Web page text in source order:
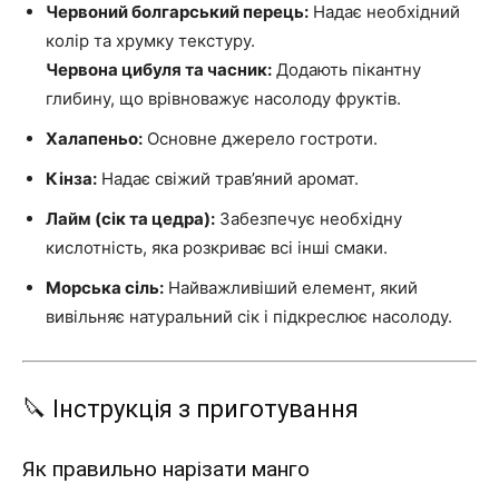
Червоний болгарський перець: Надає необхідний
колір та хрумку текстуру.
Червона цибуля та часник: Додають пікантну
глибину, що врівноважує насолоду фруктів.
Халапеньо: Основне джерело гостроти.
Кінза: Надає свіжий трав’яний аромат.
Лайм (сік та цедра): Забезпечує необхідну
кислотність, яка розкриває всі інші смаки.
Морська сіль: Найважливіший елемент, який
вивільняє натуральний сік і підкреслює насолоду.
🔪 Інструкція з приготування
Як правильно нарізати манго